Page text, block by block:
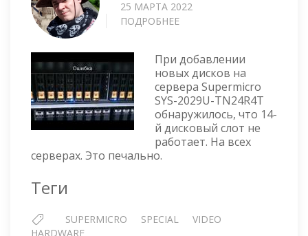
25 МАРТА 2022
ПОДРОБНЕЕ
НА
СЕРВЕРЕ
SUPERMICRO
SYS-
2029U-
TN24R4T
При добавлении
новых дисков на
сервера Supermicro
SYS-2029U-TN24R4T
обнаружилось, что 14-
й дисковый слот не
работает. На всех
серверах. Это печально.
Теги
SUPERMICRO SPECIAL
VIDEO
HARDWARE